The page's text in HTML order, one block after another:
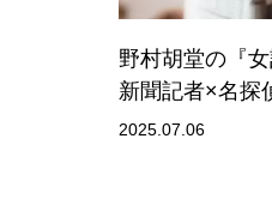
野村胡堂の『
新聞記者×名探
2025.07.06